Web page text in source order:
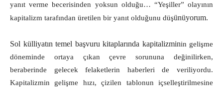
yanıt verme becerisinden yoksun olduğu… “Yeşiller” olayının
kapitalizm tarafından üretilen bir yanıt olduğunu düşünüyorum.
Sol külliyatın temel başvuru kitaplarında kapitalizminin gelişme
döneminde ortaya çıkan çevre sorununa değinilirken,
beraberinde gelecek felaketlerin haberleri de veriliyordu.
Kapitalizmin gelişme hızı, çizilen tablonun içselleştirilmesine